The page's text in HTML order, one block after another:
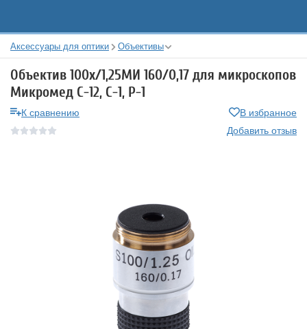
Аксессуары для оптики Объективы
Объектив 100х/1,25МИ 160/0,17 для микроскопов
Микромед С-12, С-1, Р-1
К сравнению
В избранное
Добавить отзыв